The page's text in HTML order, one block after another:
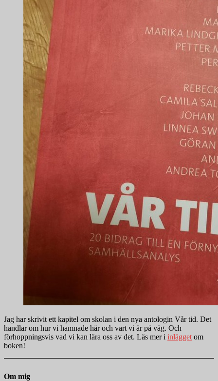
Jag har skrivit ett kapitel om skolan i den nya antologin Vår tid. Det
handlar om hur vi hamnade här och vart vi är på väg. Och
förhoppningsvis vad vi kan lära oss av det. Läs mer i inlägget om
boken!
Om mig